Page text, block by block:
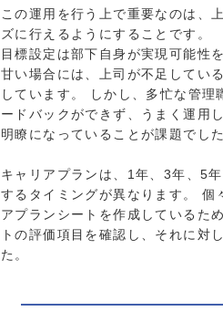
この運用を行う上で重要なのは、
ズに行えるようにすることです。
目標設定は部下自身が実現可能性
甘い場合には、上司が不足してい
しています。 しかし、多忙な管理
ードバックができず、うまく運用
明瞭になっていることが課題でした
キャリアプランは、1年、3年、5
するタイミングが異なります。 個
アプランシートを作成しているた
トの評価項目を確認し、それに対
た。